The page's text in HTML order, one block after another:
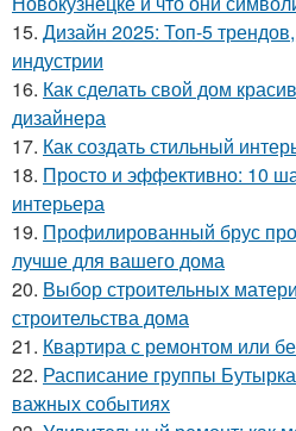
15. Дизайн 2025: Топ-5
индустрии
16. Как сделать свой дом
дизайнера
17. Как создать стильный
18. Просто и эффективно: 10
интерьера
19. Профилированный брус
лучше для вашего дома
20. Выбор строительных
строительства дома
21. Квартира с ремонтом или
22. Расписание группы
важных событиях